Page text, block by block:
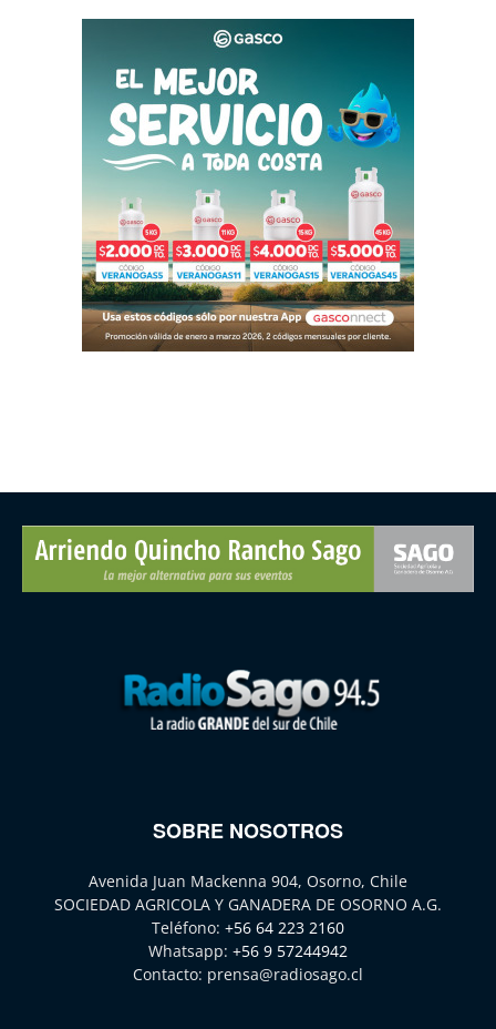
SOBRE NOSOTROS
Avenida Juan Mackenna 904, Osorno, Chile
SOCIEDAD AGRICOLA Y GANADERA DE OSORNO A.G.
Teléfono: +56 64 223 2160
Whatsapp: +56 9 57244942
Contacto: prensa@radiosago.cl